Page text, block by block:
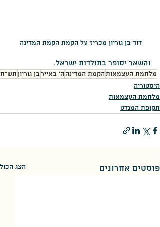
דוד בן גוריון מכריז על הקמת הקמת המדינה
והשאר יסופר בתולדות ישראל.
מלחמת העצמאותהקמת המדינה ה' באיירבן גוריוןתש"ח
היסטוריה
מלחמת העצמאות
תקופת המנדט
פוסטים אחרונים הצג הכול